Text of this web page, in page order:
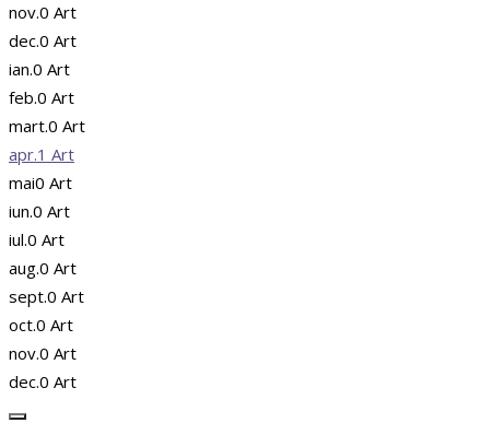
nov.0 Art
dec.0 Art
ian.0 Art
feb.0 Art
mart.0 Art
apr.1 Art
mai0 Art
iun.0 Art
iul.0 Art
aug.0 Art
sept.0 Art
oct.0 Art
nov.0 Art
dec.0 Art